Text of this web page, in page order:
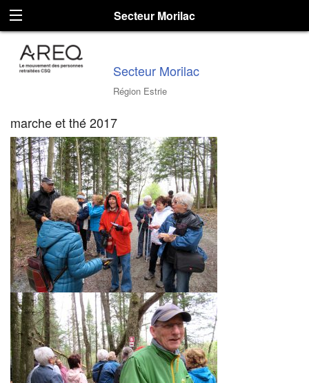
Secteur Morilac
Secteur Morilac
Région Estrie
marche et thé 2017